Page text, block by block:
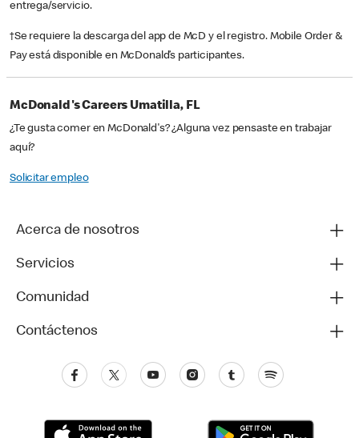
entrega/servicio.
†Se requiere la descarga del app de McD y el registro. Mobile Order &
Pay está disponible en McDonald’s participantes.
McDonald's Careers Umatilla, FL
¿Te gusta comer en McDonald's? ¿Alguna vez pensaste en trabajar
aquí?
Solicitar empleo
Acerca de nosotros
Servicios
Comunidad
Contáctenos